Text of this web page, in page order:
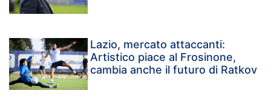
Lazio, mercato attaccanti:
Artistico piace al Frosinone,
cambia anche il futuro di Ratkov